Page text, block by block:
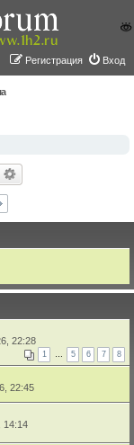
Вход
Регистрация
22:28
1 … 5 6 7 8
22:45
14:14